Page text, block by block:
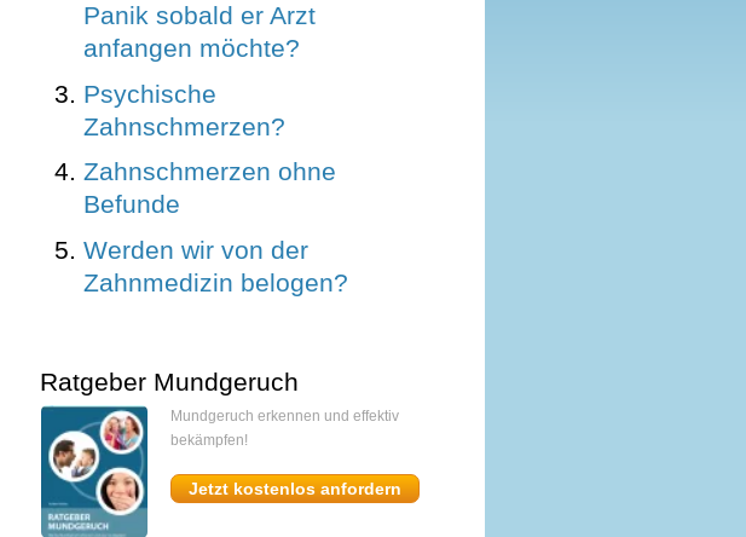
Panik sobald er Arzt
anfangen möchte?
Psychische
Zahnschmerzen?
Zahnschmerzen ohne
Befunde
Werden wir von der
Zahnmedizin belogen?
Ratgeber Mundgeruch
Mundgeruch erkennen und effektiv
bekämpfen!
Jetzt kostenlos anfordern